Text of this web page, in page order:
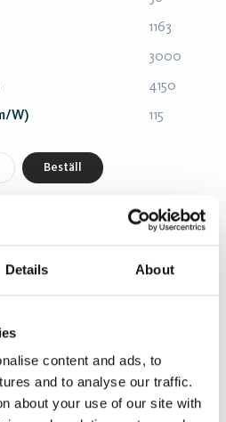
Details About
content and ads, to
and to analyse our traffic.
about your use of our site with
1163
3000
4150
W) 115
Beställ
MP 40/60 36W 4300
4000
4370